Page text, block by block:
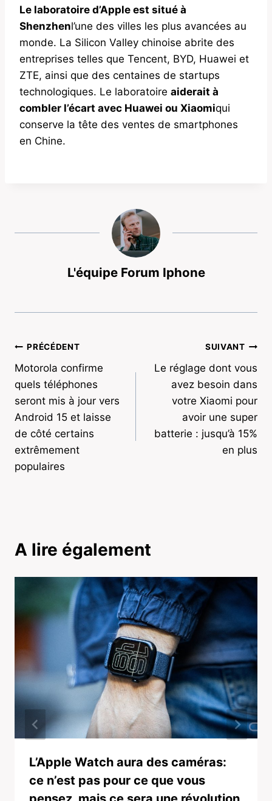
Le laboratoire d’Apple est situé à
Shenzhenl’une des villes les plus avancées au
monde. La Silicon Valley chinoise abrite des
entreprises telles que Tencent, BYD, Huawei et
ZTE, ainsi que des centaines de startups
technologiques. Le laboratoire aiderait à
combler l’écart avec Huawei ou Xiaomiqui
conserve la tête des ventes de smartphones
en Chine.
L'équipe Forum Iphone
Navigation
de
l’article
PRÉCÉDENT
Motorola confirme
quels téléphones
seront mis à jour vers
Android 15 et laisse
de côté certains
extrêmement
populaires
SUIVANT
Le réglage dont vous
avez besoin dans
votre Xiaomi pour
avoir une super
batterie : jusqu’à 15%
en plus
A lire également
L’Apple Watch aura des caméras:
ce n’est pas pour ce que vous